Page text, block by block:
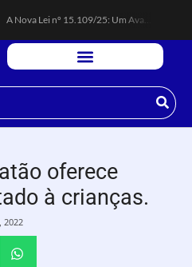
A Nova Lei nº 15.109/25: Um Avanço na Garantia dos Honorários Advocatícios.
Espingarda roubada de agentes de segurança ferroviária é recuperada na Vila Esperança.
Polícia Rodoviária resgata bicho-preguiça na Rodovia dos Imigrantes, em Cubatão.
Cubatão tem vasta programação no Mês da Mulher: atividades começam nesta sexta (7).
Vigilantes são atacados por criminosos armados durante escolta de carga na Vila Esperança.
oferece
à crianças.
2022